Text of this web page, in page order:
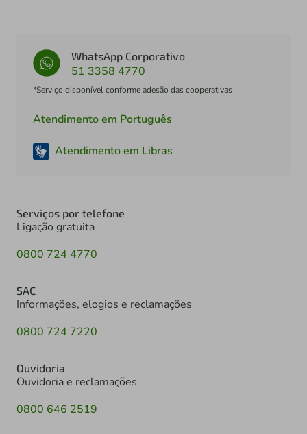
WhatsApp Corporativo
51 3358 4770
*Serviço disponível conforme adesão das cooperativas
Atendimento em Português
Atendimento em Libras
Serviços por telefone
Ligação gratuita
0800 724 4770
SAC
Informações, elogios e reclamações
0800 724 7220
Ouvidoria
Ouvidoria e reclamações
0800 646 2519